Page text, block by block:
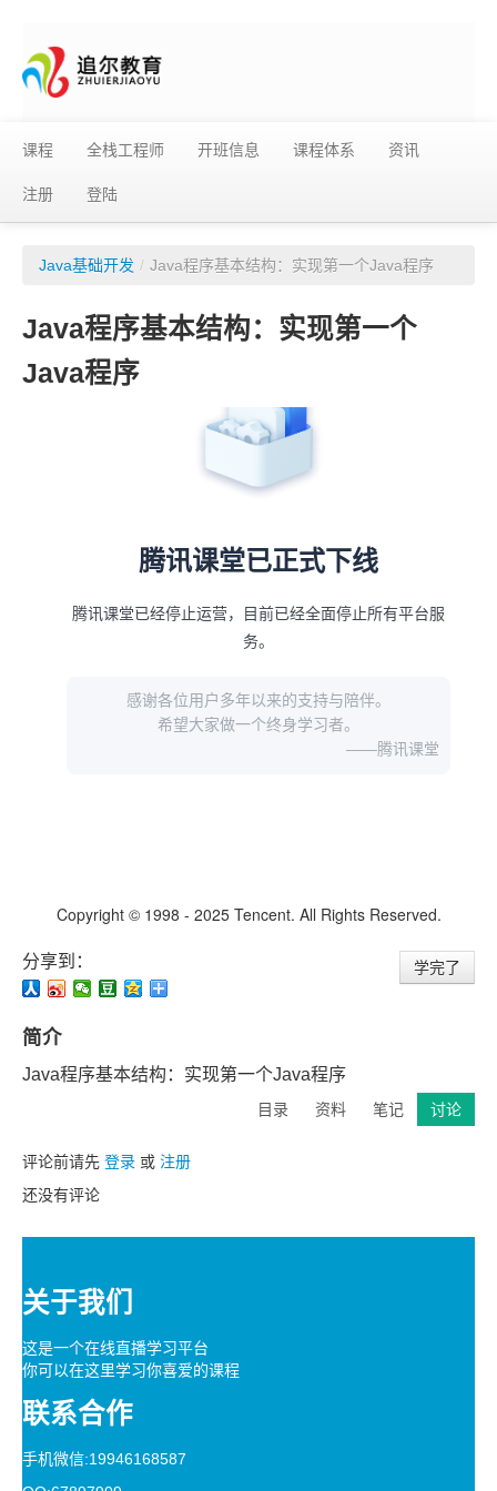
课程 全栈工程师 开班信息 课程体系 资讯
注册 登陆
Java基础开发 / Java程序基本结构：实现第一个Java程序
Java程序基本结构：实现第一个
Java程序
分享到： 学完了
简介
Java程序基本结构：实现第一个Java程序
讨论
笔记
资料
目录
评论前请先 登录 或 注册
还没有评论
关于我们
这是一个在线直播学习平台
你可以在这里学习你喜爱的课程
联系合作
手机微信:19946168587